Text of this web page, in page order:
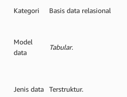
Kategori Basis data relasional
Model
data
Tabular.
Jenis data Terstruktur.